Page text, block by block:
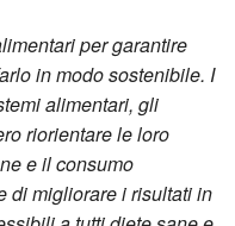
per garantire
in modo sostenibile. I
alimentari, gli
riorientare le loro
e il consumo
di migliorare i risultati in